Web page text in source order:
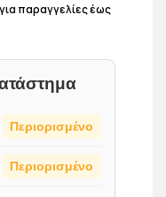
παραγγελίες έως
Περιορισμένο
Περιορισμένο